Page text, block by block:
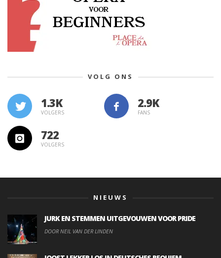
VOLG ONS
1.3K
VOLGERS FANS
722
VOLGERS
NIEUWS
JURK EN STEMMEN UITGEVOUWEN VOOR PRIDE
DOOR NEIL VAN DER LINDEN